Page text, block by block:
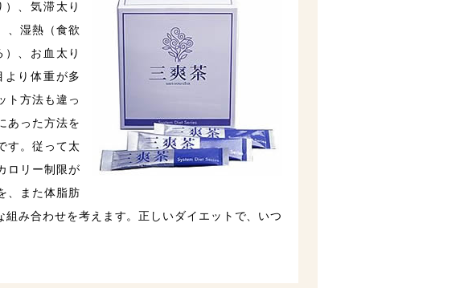
、気滞太り
、湿熱（食欲
、お血太り
より体重が多
ト方法も違っ
あった方法を
す。従って太
ロリー制限が
、また体脂肪
み合わせを考えます。正しいダイエットで、いつ